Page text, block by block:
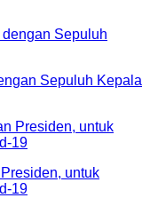
Sepuluh Kepala
untuk
19